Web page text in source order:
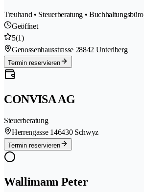
Treuhand • Steuerberatung • Buchhaltungsbüro
Geöffnet
5(1)
Genossenhausstrasse 28842 Unteriberg
Termin reservieren
CONVISA AG
Steuerberatung
Herrengasse 146430 Schwyz
Termin reservieren
Wallimann Peter